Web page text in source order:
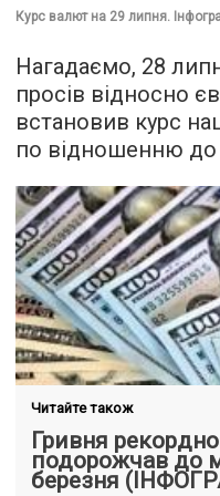
Курс валют на 29 липня.
Нагадаємо, 28
просів відносно
встановив курс
по відношенню до
Читайте також
Гривня
подорожчав до
березня